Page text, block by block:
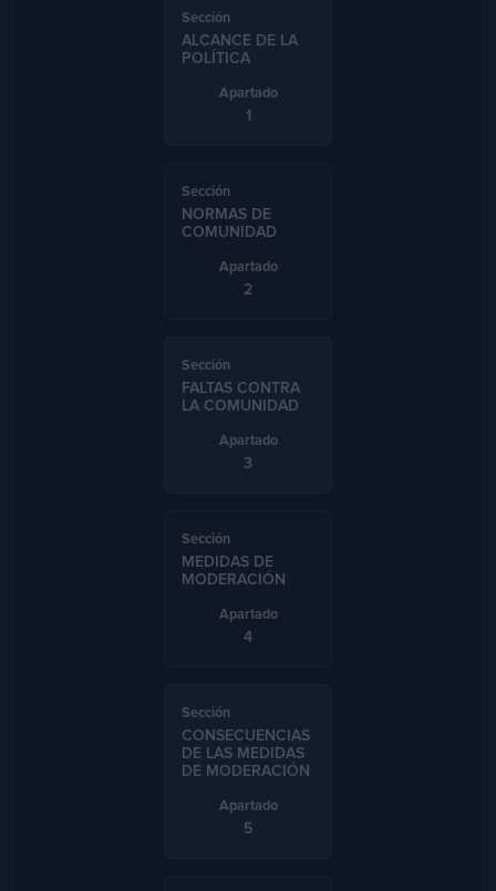
ALCANCE DE LA
POLÍTICA
1
NORMAS DE
COMUNIDAD
2
FALTAS CONTRA
LA COMUNIDAD
3
MEDIDAS DE
MODERACIÓN
4
CONSECUENCIAS
DE LAS MEDIDAS
DE MODERACIÓN
5